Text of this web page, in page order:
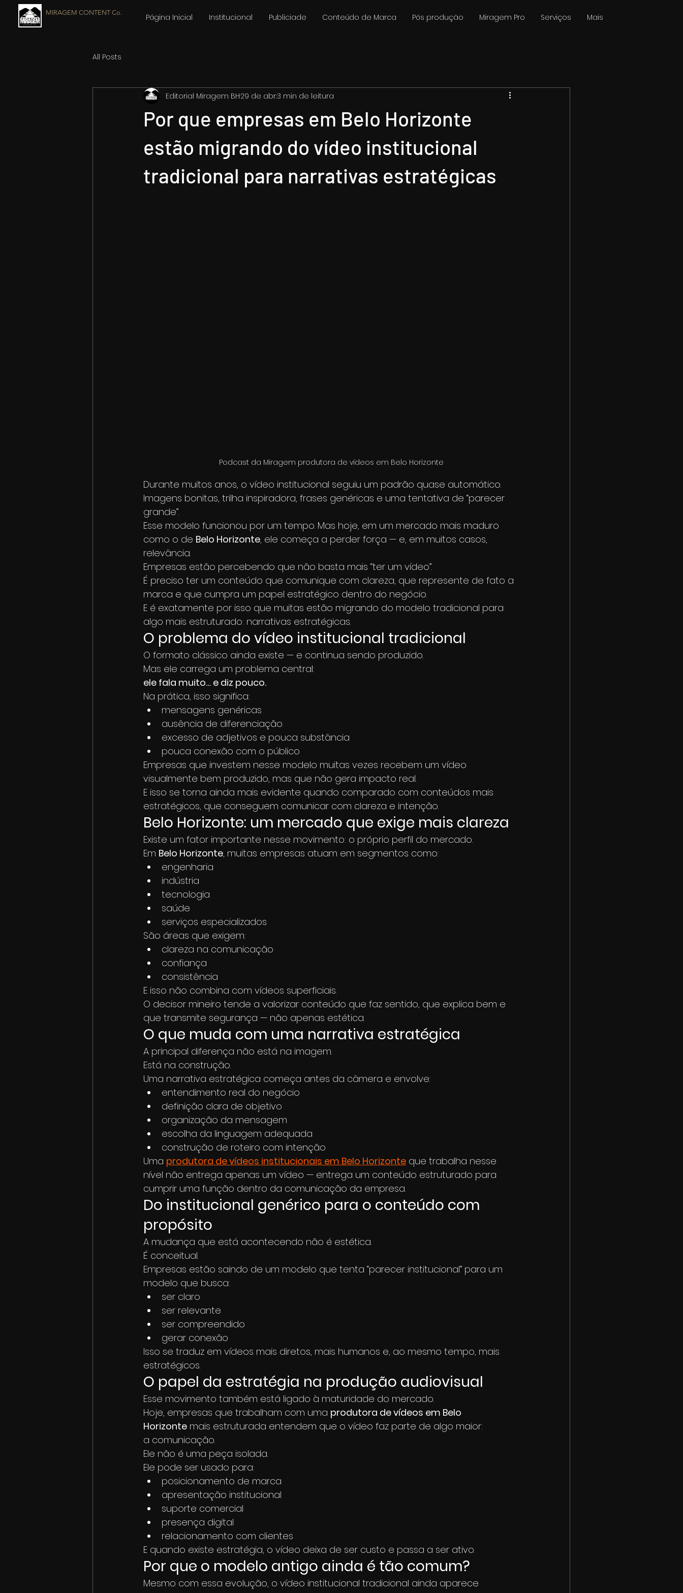
Página Inicial Institucional Publiciade Conteúdo de Marca Pós produção Miragem Pro Serviços Mais
MIRAGEM CONTENT Co.
All Posts
Por que empresas em Belo Horizonte
estão migrando do vídeo institucional
tradicional para narrativas estratégicas
Editorial Miragem BH29 de abr.3 min de leitura
Podcast da Miragem produtora de vídeos em Belo Horizonte
Durante muitos anos, o vídeo institucional seguiu um padrão quase automático.
Imagens bonitas, trilha inspiradora, frases genéricas e uma tentativa de “parecer
grande”.
Esse modelo funcionou por um tempo. Mas hoje, em um mercado mais maduro
como o de Belo Horizonte, ele começa a perder força — e, em muitos casos,
relevância.
Empresas estão percebendo que não basta mais “ter um vídeo”.
É preciso ter um conteúdo que comunique com clareza, que represente de fato a
marca e que cumpra um papel estratégico dentro do negócio.
E é exatamente por isso que muitas estão migrando do modelo tradicional para
algo mais estruturado: narrativas estratégicas.
O problema do vídeo institucional tradicional
O formato clássico ainda existe — e continua sendo produzido.
Mas ele carrega um problema central:
ele fala muito… e diz pouco.
Na prática, isso significa:
mensagens genéricas
ausência de diferenciação
excesso de adjetivos e pouca substância
pouca conexão com o público
Empresas que investem nesse modelo muitas vezes recebem um vídeo
visualmente bem produzido, mas que não gera impacto real.
E isso se torna ainda mais evidente quando comparado com conteúdos mais
estratégicos, que conseguem comunicar com clareza e intenção.
Belo Horizonte: um mercado que exige mais clareza
Existe um fator importante nesse movimento: o próprio perfil do mercado.
Em Belo Horizonte, muitas empresas atuam em segmentos como:
engenharia
indústria
tecnologia
saúde
serviços especializados
São áreas que exigem:
clareza na comunicação
confiança
consistência
E isso não combina com vídeos superficiais.
O decisor mineiro tende a valorizar conteúdo que faz sentido, que explica bem e
que transmite segurança — não apenas estética.
O que muda com uma narrativa estratégica
A principal diferença não está na imagem.
Está na construção.
Uma narrativa estratégica começa antes da câmera e envolve:
entendimento real do negócio
definição clara de objetivo
organização da mensagem
escolha da linguagem adequada
construção de roteiro com intenção
Uma produtora de vídeos institucionais em Belo Horizonte que trabalha nesse
nível não entrega apenas um vídeo — entrega um conteúdo estruturado para
cumprir uma função dentro da comunicação da empresa.
Do institucional genérico para o conteúdo com
propósito
A mudança que está acontecendo não é estética.
É conceitual.
Empresas estão saindo de um modelo que tenta “parecer institucional” para um
modelo que busca:
ser claro
ser relevante
ser compreendido
gerar conexão
Isso se traduz em vídeos mais diretos, mais humanos e, ao mesmo tempo, mais
estratégicos.
O papel da estratégia na produção audiovisual
Esse movimento também está ligado à maturidade do mercado.
Hoje, empresas que trabalham com uma produtora de vídeos em Belo
Horizonte mais estruturada entendem que o vídeo faz parte de algo maior:
a comunicação.
Ele não é uma peça isolada.
Ele pode ser usado para:
posicionamento de marca
apresentação institucional
suporte comercial
presença digital
relacionamento com clientes
E quando existe estratégia, o vídeo deixa de ser custo e passa a ser ativo.
Por que o modelo antigo ainda é tão comum?
Mesmo com essa evolução, o vídeo institucional tradicional ainda aparece